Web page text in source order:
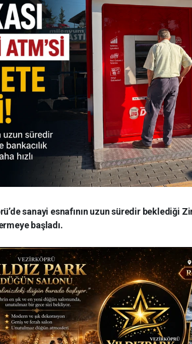
sanayi esnafının uzun süredir beklediği
başladı.